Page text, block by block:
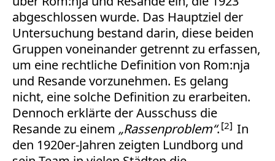
abgeschlossen wurde. Das Hauptziel der
Untersuchung bestand darin, diese beiden
Gruppen voneinander getrennt zu erfassen,
um eine rechtliche Definition von Rom:nja
und Resande vorzunehmen. Es gelang
nicht, eine solche Definition zu erarbeiten.
Dennoch erklärte der Ausschuss die
Resande zu einem „Rassenproblem“. 2
In
den 1920er-Jahren zeigten Lundborg und